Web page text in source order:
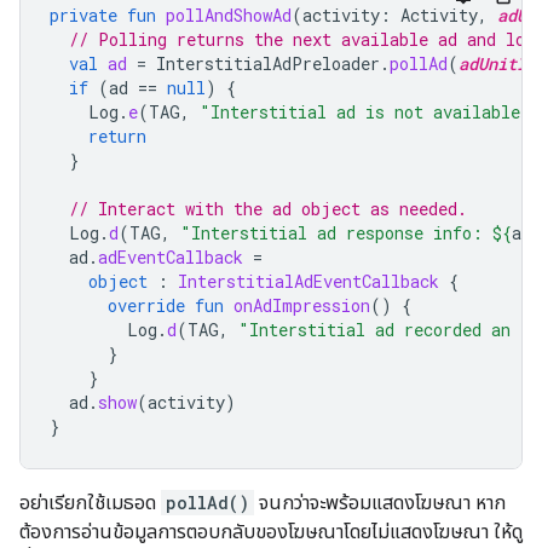
private fun pollAndShowAd(activity : Activity,
// Polling returns the next available ad and
val ad = InterstitialAdPreloader .pollAd(adUnitId
if (ad == null)
{
Log . e(TAG, "Interstitial ad is not available."
return
}
// Interact with the ad object as needed.
Log .d(TAG, "Interstitial ad response info: ${ad
ad .adEventCallback =
object
: InterstitialAdEventCallback {
override fun onAdImpression()
{
Log .d(TAG,
"Interstitial ad recorded an
}
}
ad . show(activity)
}
อย่าเรียกใช้เมธอด pollAd() จนกว่าจะพร้อมแสดงโฆษณา หาก
ต้องการอ่านข้อมูลการตอบกลับของโฆษณาโดยไม่แสดงโฆษณา ให้ดู